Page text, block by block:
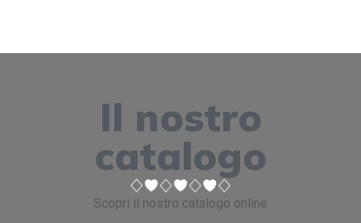
Il nostro
catalogo
Scopri il nostro catalogo online